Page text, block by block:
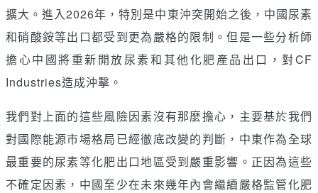
擴大。進入2026年，特別是中東沖突開始之後，中國尿素
和硝酸銨等出口都受到更為嚴格的限制。但是一些分析師
擔心中國將重新開放尿素和其他化肥產品出口，對CF
Industries造成沖擊。
我們對上面的這些風險因素沒有那麼擔心，主要基於我們
對國際能源市場格局已經徹底改變的判斷，中東作為全球
最重要的尿素等化肥出口地區受到嚴重影響。正因為這些
不確定因素，中國至少在未來幾年內會繼續嚴格監管化肥